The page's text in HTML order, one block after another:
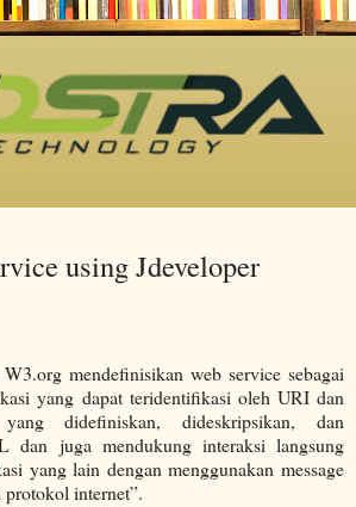
using Jdeveloper
mendefinisikan web service sebagai
yang dapat teridentifikasi oleh URI dan
didefiniskan, dideskripsikan, dan
dan juga mendukung interaksi langsung
yang lain dengan menggunakan message
internet”.